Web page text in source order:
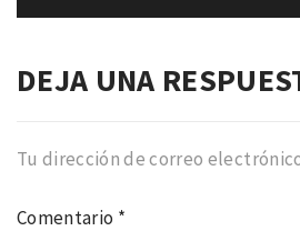
DEJA UNA
Tu dirección de correo
Comentario *